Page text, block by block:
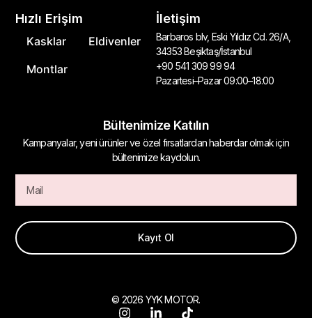
Hızlı Erişim
Kasklar
Eldivenler
Montlar
İletişim
Barbaros blv, Eski Yıldız Cd. 26/A,
34353 Beşiktaş/İstanbul
+90 541 309 99 94
Pazartesi–Pazar 09:00–18:00
Bültenimize Katılın
Kampanyalar, yeni ürünler ve özel fırsatlardan haberdar olmak için
bültenimize kaydolun.
Kayıt Ol
© 2026 YYK MOTOR.